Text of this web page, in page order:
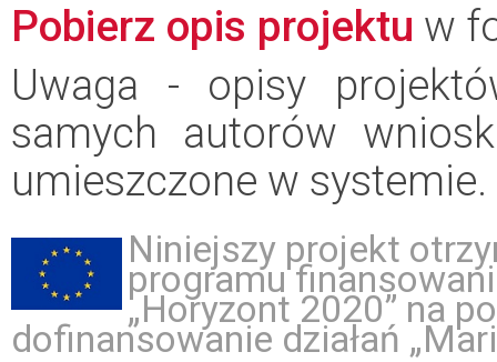
Pobierz opis projektu w
Uwaga - opisy
samych autorów
umieszczone w systemie.
Niniejszy projekt
programu
„Horyzont 2020” na
dofinansowanie działań